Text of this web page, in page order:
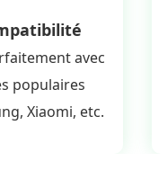
avec
populaires
Xiaomi, etc.